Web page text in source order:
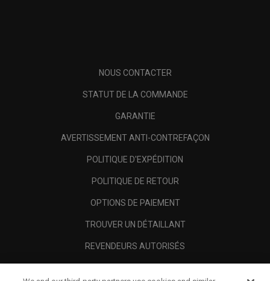
NOUS CONTACTER
STATUT DE LA COMMANDE
GARANTIE
AVERTISSEMENT ANTI-CONTREFAÇON
POLITIQUE D'EXPÉDITION
POLITIQUE DE RETOUR
OPTIONS DE PAIEMENT
TROUVER UN DÉTAILLANT
REVENDEURS AUTORISÉS